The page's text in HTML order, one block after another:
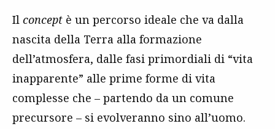
Il concept è un percorso ideale che va dalla
nascita della Terra alla formazione
dell’atmosfera, dalle fasi primordiali di “vita
inapparente” alle prime forme di vita
complesse che – partendo da un comune
precursore – si evolveranno sino all’uomo.